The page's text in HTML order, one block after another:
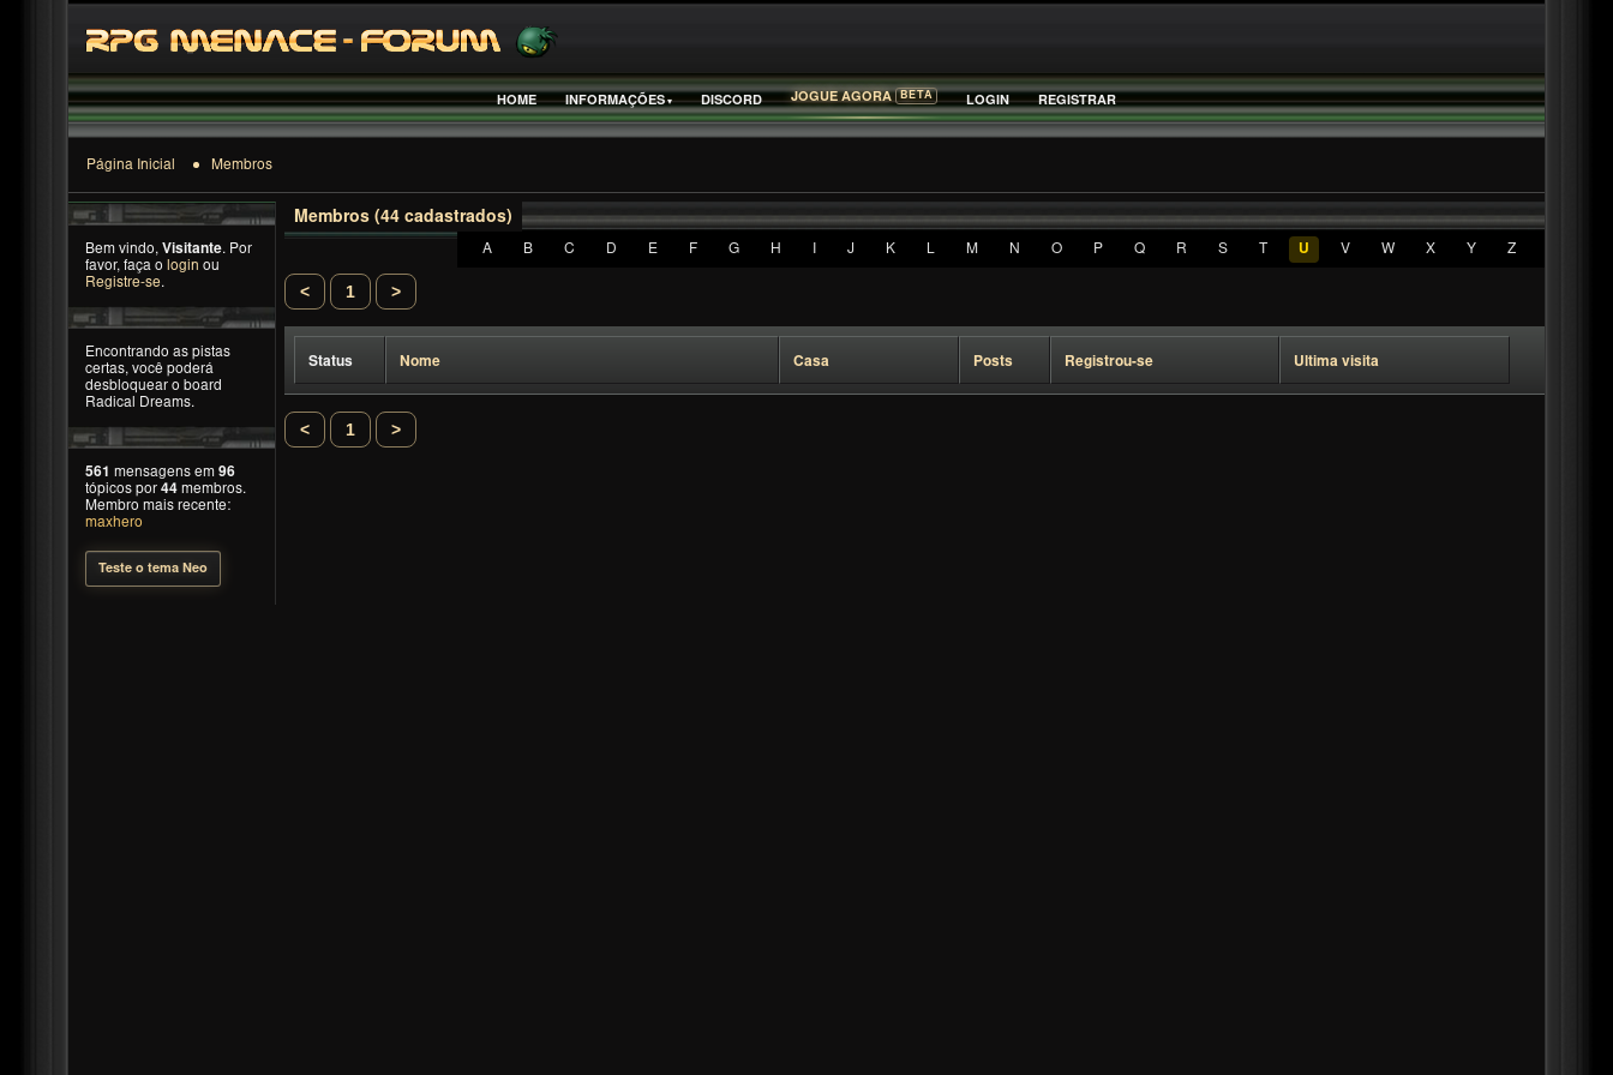
HOME INFORMAÇÕES DISCORD JOGUE AGORA BETA LOGIN REGISTRAR
Página Inicial Membros
Bem vindo, Visitante. Por
favor, faça o login ou
Registre-se.
Encontrando as pistas
certas, você poderá
desbloquear o board
Radical Dreams.
561 mensagens em 96
tópicos por 44 membros.
Membro mais recente:
maxhero
Teste o tema Neo
Membros (44 cadastrados)
A B C D E F G H J K L M N O P Q R S U V W X Y Z
< 1 >
Status Nome Casa Posts Registrou-se Ultima visita
< 1 >